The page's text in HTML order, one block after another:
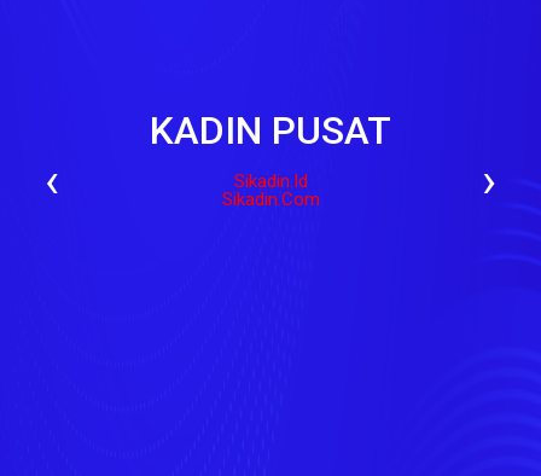
KADIN PUSAT
Sikadin.id
Sikadin.com
‹ ›